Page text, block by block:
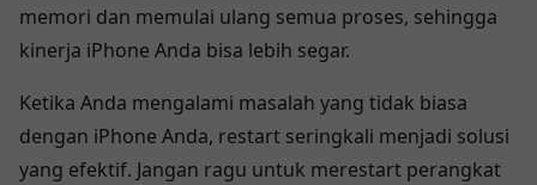
memori dan memulai ulang semua proses, sehingga
kinerja iPhone Anda bisa lebih segar.
Ketika Anda mengalami masalah yang tidak biasa
dengan iPhone Anda, restart seringkali menjadi solusi
yang efektif. Jangan ragu untuk merestart perangkat